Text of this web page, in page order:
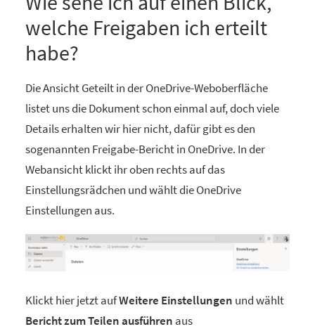
welche Freigaben ich erteilt
habe?
Die Ansicht Geteilt in der OneDrive-Weboberfläche
listet uns die Dokument schon einmal auf, doch viele
Details erhalten wir hier nicht, dafür gibt es den
sogenannten Freigabe-Bericht in OneDrive. In der
Webansicht klickt ihr oben rechts auf das
Einstellungsrädchen und wählt die OneDrive
Einstellungen aus.
Klickt hier jetzt aufWeitere Einstellungen und wählt
Bericht zum Teilen ausführen aus